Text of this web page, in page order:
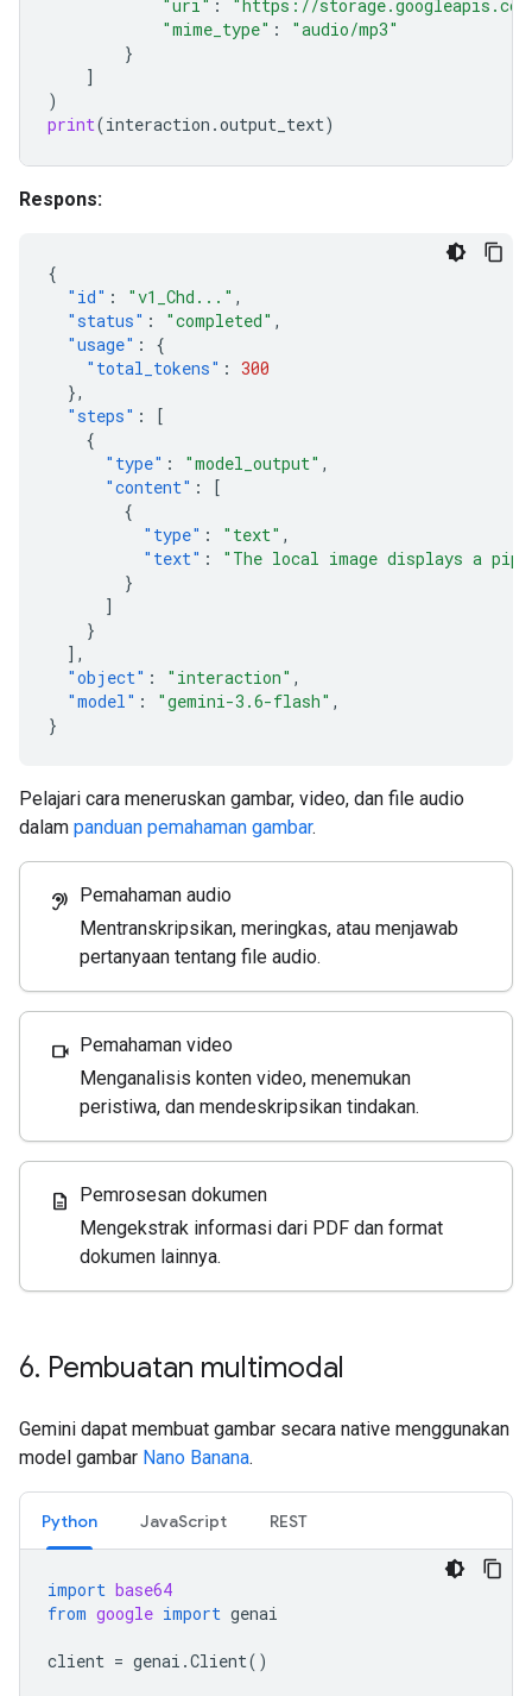
"uri" :
"https://
"mime_type" :
"audio/mp3"
}
]
)
print(interaction .output_text)
Respons:
{
"id" : "v1_Chd..." ,
"status" : "completed" ,
"usage" :
{
"total_tokens" : 300
},
"steps" :
[
{
"type" : "model_output" ,
"content" :
[
{
"type" : "text" ,
"text" :
"The local image displays a
}
]
}
],
"object" : "interaction" ,
"model" : "gemini-3.6-flash" ,
}
Pelajari cara meneruskan gambar, video, dan file audio
dalam panduan pemahaman gambar.
hearing Pemahaman audio
Mentranskripsikan, meringkas, atau menjawab
pertanyaan tentang file audio.
videocam Pemahaman video
Menganalisis konten video, menemukan
peristiwa, dan mendeskripsikan tindakan.
description
Pemrosesan dokumen
Mengekstrak informasi dari PDF dan format
dokumen lainnya.
6. Pembuatan multimodal
Gemini dapat membuat gambar secara native menggunakan
model gambar Nano Banana.
Python JavaScript REST
import base64
from google import genai
client = genai .Client()